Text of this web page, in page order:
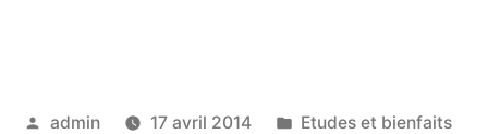
Publié
admin 17 avril 2014
Publié
Etudes et bienfaits